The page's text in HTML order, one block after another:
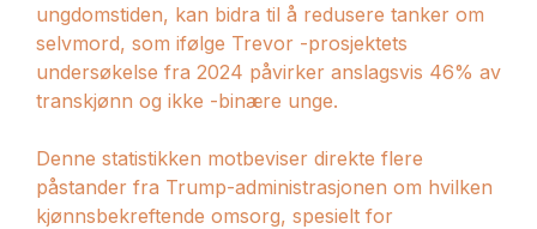
ungdomstiden, kan bidra til å redusere tanker om
selvmord, som ifølge Trevor -prosjektets
undersøkelse fra 2024 påvirker anslagsvis 46% av
transkjønn og ikke -binære unge.
Denne statistikken motbeviser direkte flere
påstander fra Trump-administrasjonen om hvilken
kjønnsbekreftende omsorg, spesielt for